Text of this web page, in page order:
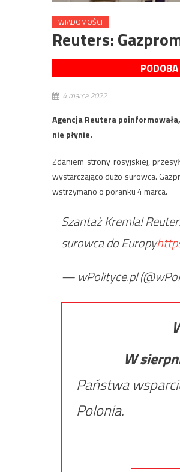
WIADOMOŚCI
Reuters:
4 marca 2022
Agencja Reutera
nie płynie.
Zdaniem strony rosyjskiej,
wystarczająco dużo surowca.
wstrzymano o poranku 4 marca.
Szantaż Kremla!
surowca do Europy
— wPolityce.pl
W
Państwa
Polonia.